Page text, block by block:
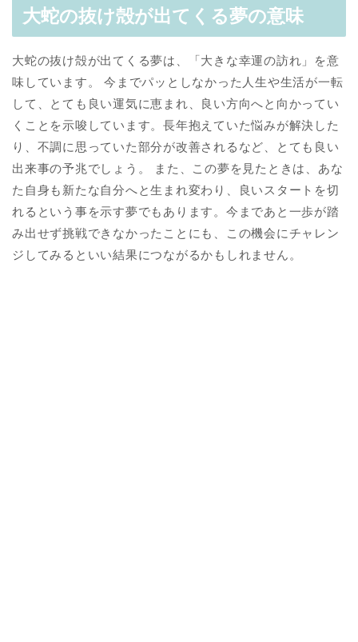
大蛇の抜け殻が出てくる夢の意味
大蛇の抜け殻が出てくる夢は、「大きな幸運の訪れ」を意
味しています。 今までパッとしなかった人生や生活が一転
して、とても良い運気に恵まれ、良い方向へと向かってい
くことを示唆しています。長年抱えていた悩みが解決した
り、不調に思っていた部分が改善されるなど、とても良い
出来事の予兆でしょう。 また、この夢を見たときは、あな
た自身も新たな自分へと生まれ変わり、良いスタートを切
れるという事を示す夢でもあります。今まであと一歩が踏
み出せず挑戦できなかったことにも、この機会にチャレン
ジしてみるといい結果につながるかもしれません。